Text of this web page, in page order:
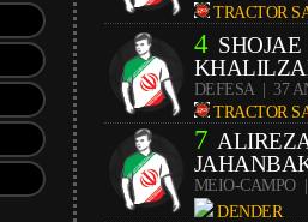
TRACTOR
4 SHOJAE
DEFESA
| 37
TRACTOR
7
MEIO-CAMPO
DENDER